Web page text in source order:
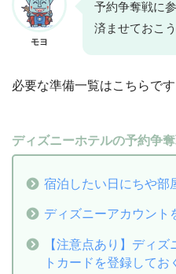
モヨ
予約争奪戦に
済ませておこう
必要な準備一覧はこちらです
ディズニーホテルの予約争
宿泊したい日にちや部
ディズニーアカウント
【注意点あり】ディ
トカードを登録してお